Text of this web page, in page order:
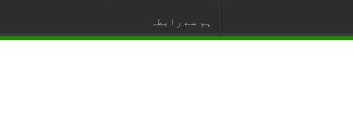
ہم سے رابطہ